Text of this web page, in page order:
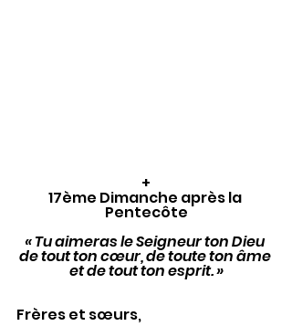
+
17ème Dimanche après la
Pentecôte
« Tu aimeras le Seigneur ton Dieu
de tout ton cœur, de toute ton âme
et de tout ton esprit. »
Frères et sœurs,